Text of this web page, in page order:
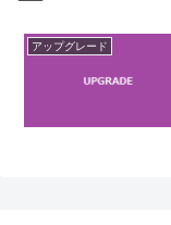
アップグレード